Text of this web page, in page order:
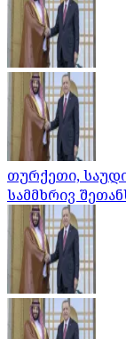
თურქეთი,
სამმხრივ